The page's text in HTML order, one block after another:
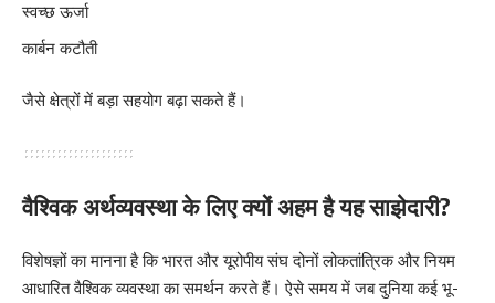
स्वच्छ ऊर्जा
कार्बन कटौती
जैसे क्षेत्रों में बड़ा सहयोग बढ़ा सकते हैं।
वैश्विक अर्थव्यवस्था के लिए क्यों अहम है यह साझेदारी?
विशेषज्ञों का मानना है कि भारत और यूरोपीय संघ दोनों लोकतांत्रिक और नियम
आधारित वैश्विक व्यवस्था का समर्थन करते हैं। ऐसे समय में जब दुनिया कई भू-